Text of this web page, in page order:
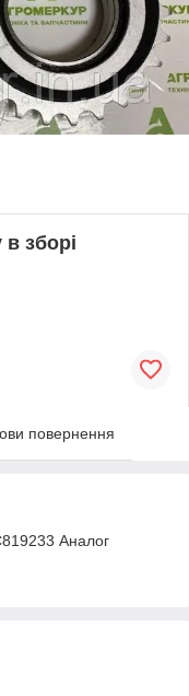
зборі
повернення
Аналог